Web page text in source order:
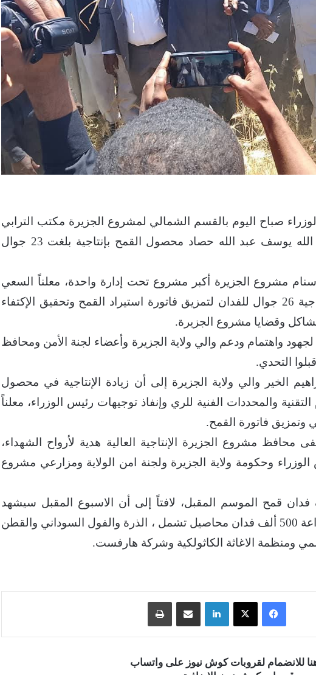
صباح اليوم بالقسم الشمالي لمشروع الجزيرة مكتب الترابي
ترعة الشبلي حواشة المزارع عبد الله يوسف عبد الله حصاد محصول القمح بإنتاجية بلغت 23 جوال
مشروع الجزيرة أكبر مشروع تحت إدارة واحدة، معلناً السعي
لزراعة 600 ألف فدان وتحقيق إنتاجية 26 جوال للفدان لتمزيق فاتورة استيراد القمح وتحقيق الإكتفاء
مشاكل وقضايا مشروع الجزيرة.
لجهود واهتمام ودعم والي ولاية الجزيرة وأعضاء لجنة الأمن ومحافظ
التحدي.
الخير والي ولاية الجزيرة إلى أن زيادة الإنتاجية في محصول
والمحددات الفنية للري وإنفاذ توجيهات رئيس الوزراء، معلناً
وتمزيق فاتورة القمح.
مشروع الجزيرة الإنتاجية العالية هدية لأرواح الشهداء،
وحكومة ولاية الجزيرة ولجنة امن الولاية ومزارعي مشروع
استهدافهم زراعة 600 ألف فدان قمح الموسم المقبل، لافتاً إلى أن الاسبوع المقبل سيشهد
انطلاقة تدشين العروة الصيفية لزراعة 500 ألف فدان محاصيل تشمل ، الذرة والفول السوداني والقطن
ومنظمة الاغاثة الكاثولكية وشركة هارفست.
فيسبوك ‫X لينكدإن مشاركة عبر البريد
للانضمام لقروبات كوش نيوز على واتساب